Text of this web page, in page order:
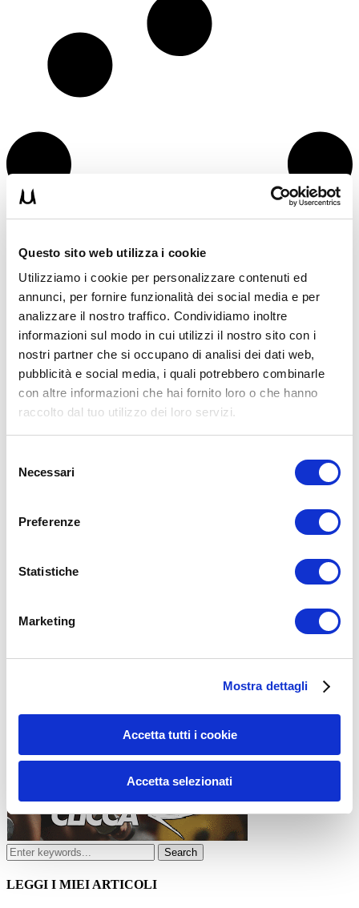
Questo sito web utilizza i cookie
Utilizziamo i cookie per personalizzare contenuti ed
annunci, per fornire funzionalità dei social media e per
analizzare il nostro traffico. Condividiamo inoltre
informazioni sul modo in cui utilizzi il nostro sito con i
nostri partner che si occupano di analisi dei dati web,
pubblicità e social media, i quali potrebbero combinarle
con altre informazioni che hai fornito loro o che hanno
raccolto dal tuo utilizzo dei loro servizi.
delNecessari
Preferenze
Statistiche
Marketing
Mostra dettagli
Accetta tutti i cookie
Accetta selezionati
15WORKOUT SCARICA ORA
ALLENATI CON ME!
LEGGI I MIEI ARTICOLI